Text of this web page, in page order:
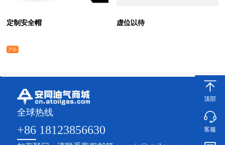
顶部
客服
定制安全帽
产品
虚位以待
全球热线
+86 18123856630